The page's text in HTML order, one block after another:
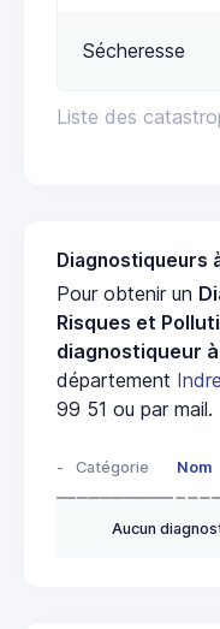
Liste des
Sécheresse
Diagnostiqueurs
Pour obtenir un
Risques et
diagnostiqueur à
département Indre
99 51 ou par mail.
- Catégorie Nom
Aucun